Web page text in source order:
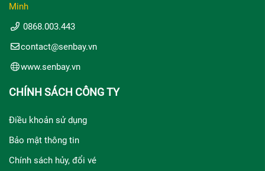
Minh
0868.003.443
contact@senbay.vn
www.senbay.vn
CHÍNH SÁCH CÔNG TY
Điều khoản sử dụng
Bảo mật thông tin
Chính sách hủy, đổi vé